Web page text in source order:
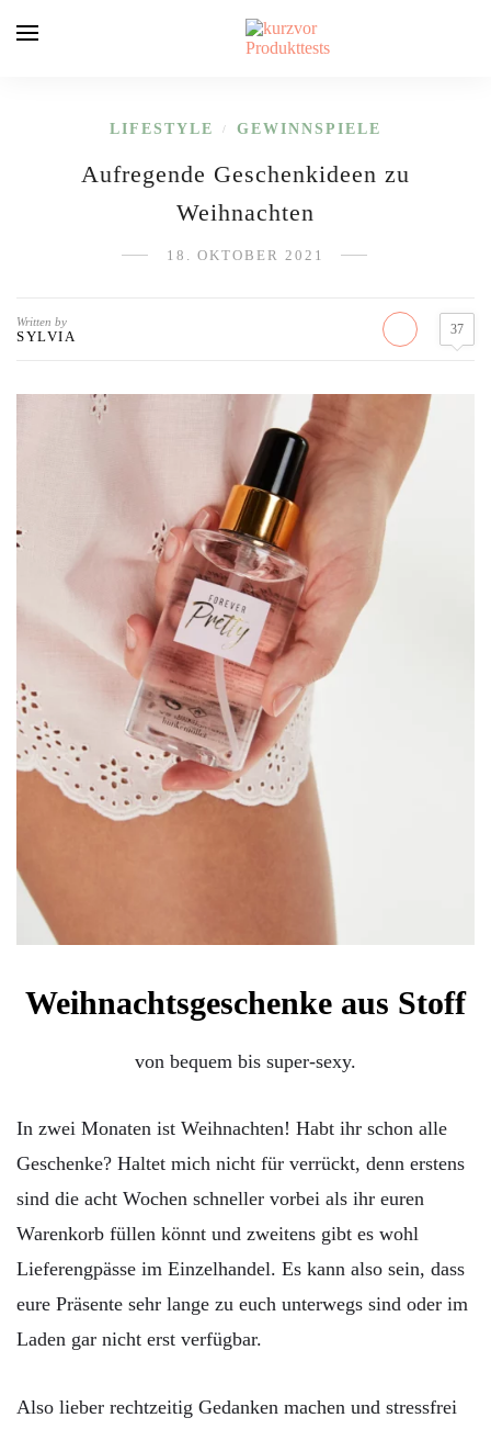
LIFESTYLE / GEWINNSPIELE
Aufregende Geschenkideen zu
Weihnachten
18. OKTOBER 2021
Written by
SYLVIA 37
Weihnachtsgeschenke aus Stoff
von bequem bis super-sexy.
In zwei Monaten ist Weihnachten! Habt ihr schon alle
Geschenke? Haltet mich nicht für verrückt, denn erstens
sind die acht Wochen schneller vorbei als ihr euren
Warenkorb füllen könnt und zweitens gibt es wohl
Lieferengpässe im Einzelhandel. Es kann also sein, dass
eure Präsente sehr lange zu euch unterwegs sind oder im
Laden gar nicht erst verfügbar.
Also lieber rechtzeitig Gedanken machen und stressfrei